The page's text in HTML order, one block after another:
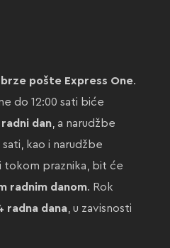
pošte Express One.
do 12:00 sati biće
dan, a narudžbe
kao i narudžbe
tokom praznika, bit će
radnim danom. Rok
radna dana, u zavisnosti